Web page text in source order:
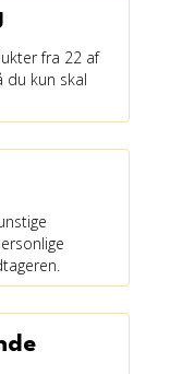
fra 22 af
du kun skal